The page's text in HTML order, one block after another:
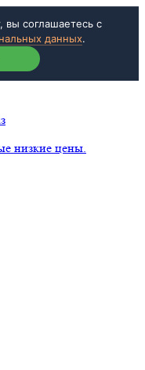
вы соглашаетесь с
данных.
низкие цены.